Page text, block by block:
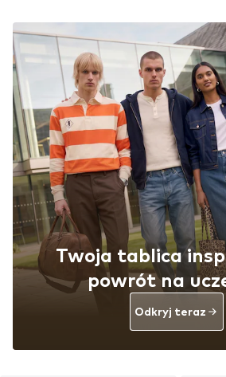
Twoja tablica
powrót na
Odkryj teraz